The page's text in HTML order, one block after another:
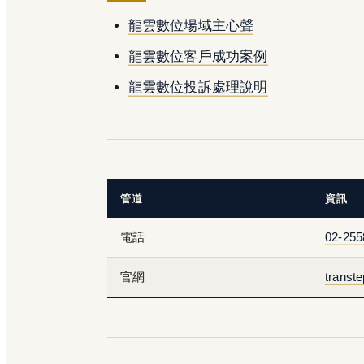
龍雲數位場域主心聲
龍雲數位客戶成功案例
龍雲數位投訴處理說明
管道 資訊
電話 02-
官網